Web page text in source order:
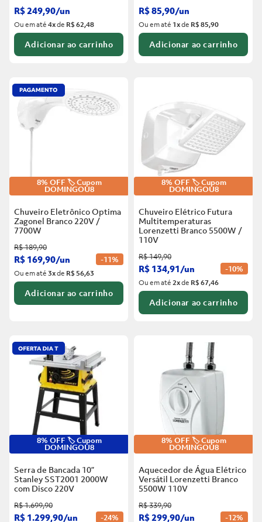
R$249,90/un
Ou em até4xde R$ 62,48
Adicionar ao carrinho
R$85,90/un
Ou em até 1xde R$ 85,90
Adicionar ao carrinho
8% OFF 🏷️ Cupom
DOMINGOU8
Chuveiro Eletrônico Optima
Zagonel Branco 220V /
7700W
R$189,90
R$ 169,90/un -11%
Ou em até3xde R$ 56,63
Adicionar ao carrinho
8% OFF 🏷️ Cupom
DOMINGOU8
Chuveiro Elétrico Futura
Multitemperaturas
Lorenzetti Branco 5500W /
110V
R$149,90
R$ 134,91/un -10%
Ou em até2xde R$ 67,46
Adicionar ao carrinho
8% OFF 🏷️ Cupom
DOMINGOU8
Serra de Bancada 10”
Stanley SST2001 2000W
com Disco 220V
R$1.699,90
R$ 1.299,90/un -24%
8% OFF 🏷️ Cupom
DOMINGOU8
Aquecedor de Água Elétrico
Versátil Lorenzetti Branco
5500W 110V
R$339,90
R$299,90/un -12%